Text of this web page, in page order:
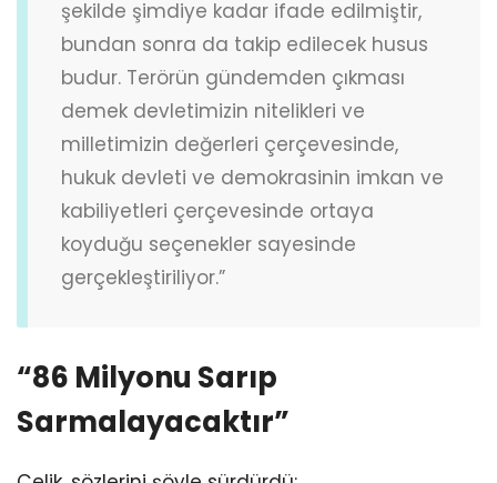
şekilde şimdiye kadar ifade edilmiştir,
bundan sonra da takip edilecek husus
budur. Terörün gündemden çıkması
demek devletimizin nitelikleri ve
milletimizin değerleri çerçevesinde,
hukuk devleti ve demokrasinin imkan ve
kabiliyetleri çerçevesinde ortaya
koyduğu seçenekler sayesinde
gerçekleştiriliyor.”
“86 Milyonu Sarıp
Sarmalayacaktır”